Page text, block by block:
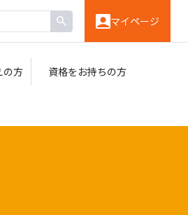
マイページ
の方 資格をお持ちの方